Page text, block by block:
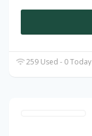
259 Used - 0 Today